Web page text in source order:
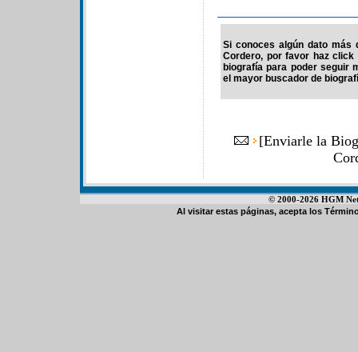
Si conoces algún dato más
Cordero, por favor haz
biografía para poder seguir
el mayor buscador de
[Enviarle la
© 2000-2026 HGM
Al visitar estas páginas, acepta los